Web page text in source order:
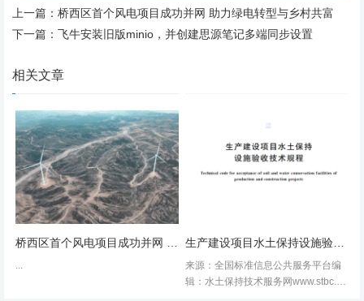
14. 国土资源部关于开展油气等原始和实物地质资料委
托保管工作的通知(国土资发〔2009〕102 号)
法》的通知
16.国土资源部关于健全完善矿产资源勘查开采监督管
理和执法监察长效机制的通知
2009
17.国土资源部关于改进报国务院批准城市建设用地申
报与实施工作的通知(国土资发〔 〕9号)
18.国土资源部关于印发《全国土地变更调查工作规则
试行)》的通知(国土资发〔 2011 〕180号)
国土资源部关于开展改进报国务院批准城市建设用
国土资发〔2011〕57号)
上一篇： 桥西区首个风电项目成功并网 助力绿电转型与乡村共富
下一篇： 飞牛安装旧版minio，并创建思源笔记多端同步设置
相关文章
...
来源：全国标准信息公共服务平台编
辑：水土保持技术服务网www.stbc.cn